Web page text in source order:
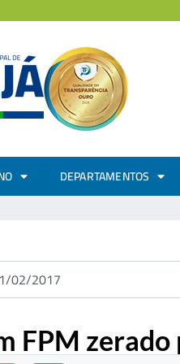
DEPARTAMENTOS
02/2017
FPM